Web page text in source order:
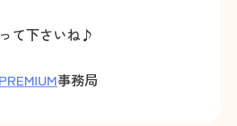
て下さいね♪
事務局